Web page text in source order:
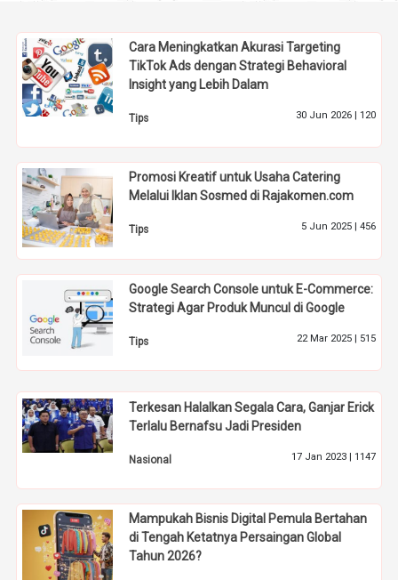
Cara Meningkatkan Akurasi Targeting
TikTok Ads dengan Strategi Behavioral
Insight yang Lebih Dalam
Tips 30 Jun 2026 | 120
Promosi Kreatif untuk Usaha Catering
Melalui Iklan Sosmed di Rajakomen.com
Tips 5 Jun 2025 | 456
Google Search Console untuk E-Commerce:
Strategi Agar Produk Muncul di Google
Tips 22 Mar 2025 | 515
Terkesan Halalkan Segala Cara, Ganjar Erick
Terlalu Bernafsu Jadi Presiden
Nasional 17 Jan 2023 | 1147
Mampukah Bisnis Digital Pemula Bertahan
di Tengah Ketatnya Persaingan Global
Tahun 2026?